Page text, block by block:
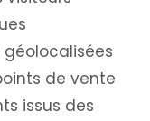
de vente
issus des